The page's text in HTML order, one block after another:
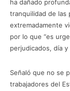
ha dañado
tranquilidad de las
extremadamente
por lo que “es
perjudicados, día
Señaló que no se
trabajadores del